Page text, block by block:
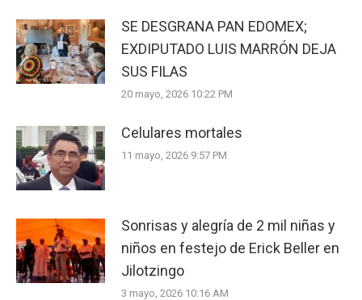
SE DESGRANA PAN EDOMEX;
EXDIPUTADO LUIS MARRÓN DEJA
SUS FILAS
20 mayo, 2026 10:22 PM
Celulares mortales
11 mayo, 2026 9:57 PM
Sonrisas y alegría de 2 mil niñas y
niños en festejo de Erick Beller en
Jilotzingo
3 mayo, 2026 10:16 AM